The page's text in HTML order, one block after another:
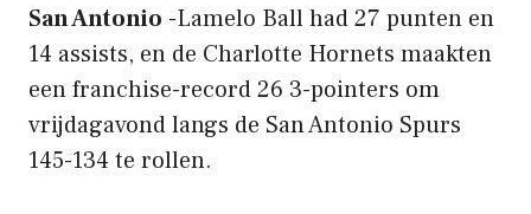
San Antonio -Lamelo Ball had 27 punten en
14 assists, en de Charlotte Hornets maakten
een franchise-record 26 3-pointers om
vrijdagavond langs de San Antonio Spurs
145-134 te rollen.